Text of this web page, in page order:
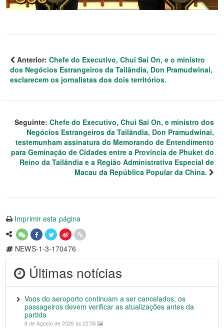
Anterior: Chefe do Executivo, Chui Sai On, e o ministro
dos Negócios Estrangeiros da Tailândia, Don Pramudwinai,
esclarecem os jornalistas dos dois territórios.
Seguinte: Chefe do Executivo, Chui Sai On, e ministro dos
Negócios Estrangeiros da Tailândia, Don Pramudwinai,
testemunham assinatura do Memorando de Entendimento
para Geminação de Cidades entre a Província de Phuket do
Reino da Tailândia e a Região Administrativa Especial de
Macau da República Popular da China.
Imprimir esta página
NEWS-1-3-170476
Últimas notícias
Voos do aeroporto continuam a ser cancelados; os
passageiros devem verificar as atualizações antes da
partida
8 de Agosto de 2026 às 22:56